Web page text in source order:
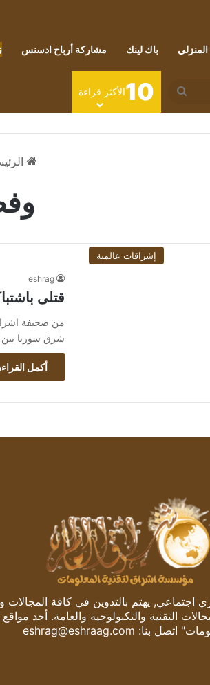
المنزلي باك لينك مشاركة أرباح ادسنس
بحث
عن
10الأكثر قراءة
إشراقات عالمية
eshrag
قتلى
شرق سوريا
أكمل
يهتم بالتدوين في كافة المجالات
التقنية والتكنولوجية والعامة. أحد
اتصل بنا: eshrag@eshraag.com